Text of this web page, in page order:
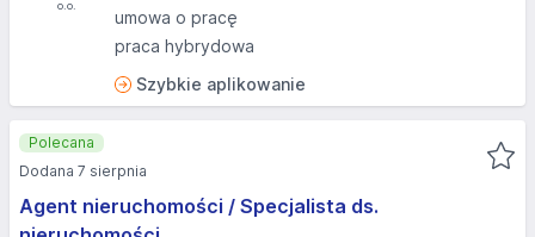
umowa o pracę
praca hybrydowa
Szybkie aplikowanie
Agent nieruchomości / Specjalista ds.
Polecana
Dodana 7 sierpnia